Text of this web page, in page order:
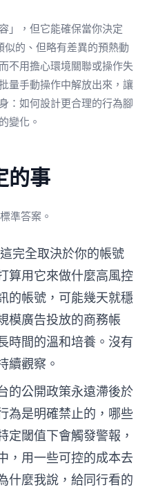
」，但它能確保當你決定
似的、但略有差異的預熱動
不用擔心環境關聯或操作失
量手動操作中解放出來，讓
：如何設計更合理的行為腳
變化。
的事
準答案。
這完全取決於你的帳號
算用它來做什麼高風控
的帳號，可能幾天就穩
模廣告投放的商務帳
時間的溫和培養。沒有
續觀察。
的公開政策永遠滯後於
為是明確禁止的，哪些
定閾值下會觸發警報，
，用一些可控的成本去
什麼我說，給同行看的